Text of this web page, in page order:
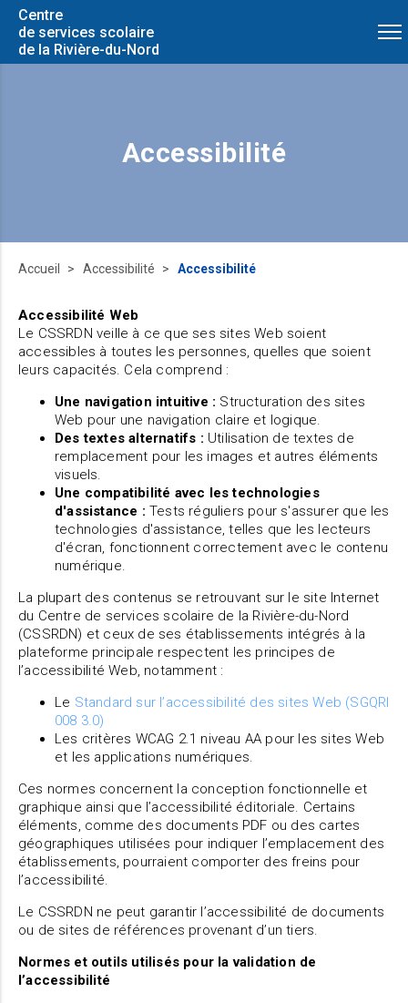
Centre
de services scolaire
de la Rivière-du-Nord
Accessibilité
Accueil Accessibilité Accessibilité
Accessibilité Web
Le CSSRDN veille à ce que ses sites Web soient
accessibles à toutes les personnes, quelles que soient
leurs capacités. Cela comprend :
Une navigation intuitive : Structuration des sites
Web pour une navigation claire et logique.
Des textes alternatifs : Utilisation de textes de
remplacement pour les images et autres éléments
visuels.
Une compatibilité avec les technologies
d'assistance : Tests réguliers pour s'assurer que les
technologies d'assistance, telles que les lecteurs
d'écran, fonctionnent correctement avec le contenu
numérique.
La plupart des contenus se retrouvant sur le site Internet
du Centre de services scolaire de la Rivière-du-Nord
(CSSRDN) et ceux de ses établissements intégrés à la
plateforme principale respectent les principes de
l’accessibilité Web, notamment :
Le Standard sur l’accessibilité des sites Web (SGQRI
008 3.0)
Les critères WCAG 2.1 niveau AA pour les sites Web
et les applications numériques.
Ces normes concernent la conception fonctionnelle et
graphique ainsi que l’accessibilité éditoriale. Certains
éléments, comme des documents PDF ou des cartes
géographiques utilisées pour indiquer l’emplacement des
établissements, pourraient comporter des freins pour
l’accessibilité.
Le CSSRDN ne peut garantir l’accessibilité de documents
ou de sites de références provenant d’un tiers.
Normes et outils utilisés pour la validation de
l’accessibilité